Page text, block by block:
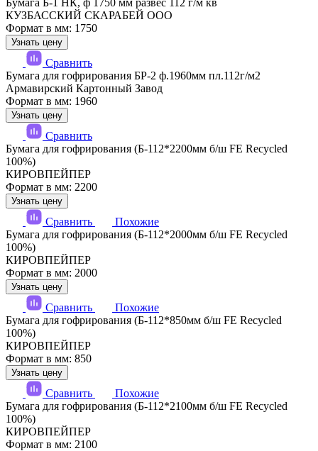
Бумага Б-1 НК, ф 1750 мм развес 112 г/м кв
КУЗБАССКИЙ СКАРАБЕЙ ООО
Формат в мм: 1750
Узнать цену
Сравнить
Бумага для гофрирования БР-2 ф.1960мм пл.112г/м2
Армавирский Картонный Завод
Формат в мм: 1960
Узнать цену
Сравнить
Бумага для гофрирования (Б-112*2200мм б/ш FE Recycled
100%)
КИРОВПЕЙПЕР
Формат в мм: 2200
Узнать цену
Сравнить
Похожие
Бумага для гофрирования (Б-112*2000мм б/ш FE Recycled
100%)
КИРОВПЕЙПЕР
Формат в мм: 2000
Узнать цену
Сравнить
Похожие
Бумага для гофрирования (Б-112*850мм б/ш FE Recycled
100%)
КИРОВПЕЙПЕР
Формат в мм: 850
Узнать цену
Сравнить
Похожие
Бумага для гофрирования (Б-112*2100мм б/ш FE Recycled
100%)
КИРОВПЕЙПЕР
Формат в мм: 2100